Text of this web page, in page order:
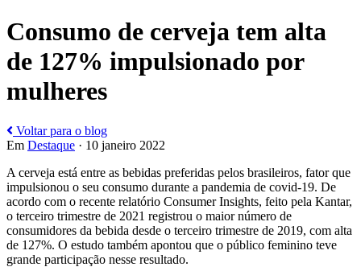
Consumo de cerveja tem alta
de 127% impulsionado por
mulheres
Voltar para o blog
Em Destaque · 10 janeiro 2022
A cerveja está entre as bebidas preferidas pelos brasileiros, fator que
impulsionou o seu consumo durante a pandemia de covid-19. De
acordo com o recente relatório Consumer Insights, feito pela Kantar,
o terceiro trimestre de 2021 registrou o maior número de
consumidores da bebida desde o terceiro trimestre de 2019, com alta
de 127%. O estudo também apontou que o público feminino teve
grande participação nesse resultado.